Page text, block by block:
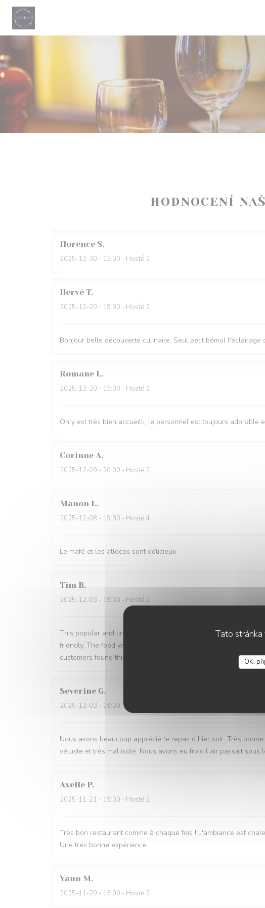
Panel pro správu cookies
Tato stránka
OK,
HODNOCENÍ
florence S
2025-12-30 - 12:30 - Hosté 2
Hervé T
2025-12-20 - 19:30 - Hosté 2
Bonjour belle découverte culinaire. Seul petit bémol l'éclairage
Romane L
2025-12-20 - 13:30 - Hosté 2
On y est très bien accueilli, le personnel est toujours adorable
Corinne A
2025-12-09 - 20:00 - Hosté 2
Manon L
2025-12-08 - 19:30 - Hosté 4
Le mafé et les allocos sont délicieux
Tim B
2025-12-03 - 19:30 - Hosté 2
This popular and tiny restaurant is on the first floor (walk past
friendly. The food was delicious - complex spices, not too hot
customers found this as well. Highly recommended!
Severine G
2025-12-03 - 19:30 - Hosté 4
Nous avons beaucoup apprécié le repas d hier soir. Très
vétuste et très mal isolé. Nous avons eu froid l air passait sous
Axelle P
2025-11-21 - 19:30 - Hosté 2
Très bon restaurant comme à chaque fois ! L'ambiance est
Une très bonne expérience
Yann M
2025-11-20 - 13:00 - Hosté 2